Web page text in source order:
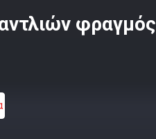
φραγμός